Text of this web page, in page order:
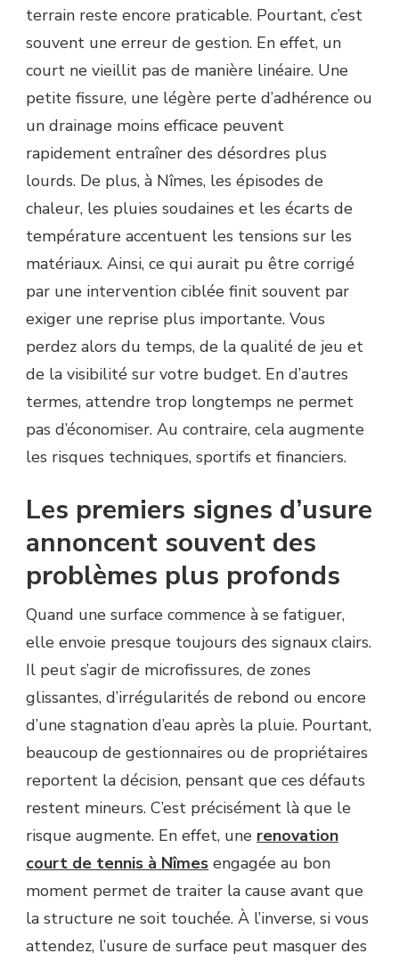
TENNIS
À
NÎMES
?
terrain reste encore praticable. Pourtant, c’est
souvent une erreur de gestion. En effet, un
court ne vieillit pas de manière linéaire. Une
petite fissure, une légère perte d’adhérence ou
un drainage moins efficace peuvent
rapidement entraîner des désordres plus
lourds. De plus, à Nîmes, les épisodes de
chaleur, les pluies soudaines et les écarts de
température accentuent les tensions sur les
matériaux. Ainsi, ce qui aurait pu être corrigé
par une intervention ciblée finit souvent par
exiger une reprise plus importante. Vous
perdez alors du temps, de la qualité de jeu et
de la visibilité sur votre budget. En d’autres
termes, attendre trop longtemps ne permet
pas d’économiser. Au contraire, cela augmente
les risques techniques, sportifs et financiers.
Les premiers signes d’usure
annoncent souvent des
problèmes plus profonds
Quand une surface commence à se fatiguer,
elle envoie presque toujours des signaux clairs.
Il peut s’agir de microfissures, de zones
glissantes, d’irrégularités de rebond ou encore
d’une stagnation d’eau après la pluie. Pourtant,
beaucoup de gestionnaires ou de propriétaires
reportent la décision, pensant que ces défauts
restent mineurs. C’est précisément là que le
risque augmente. En effet, une renovation
court de tennis à Nîmes engagée au bon
moment permet de traiter la cause avant que
la structure ne soit touchée. À l’inverse, si vous
attendez, l’usure de surface peut masquer des